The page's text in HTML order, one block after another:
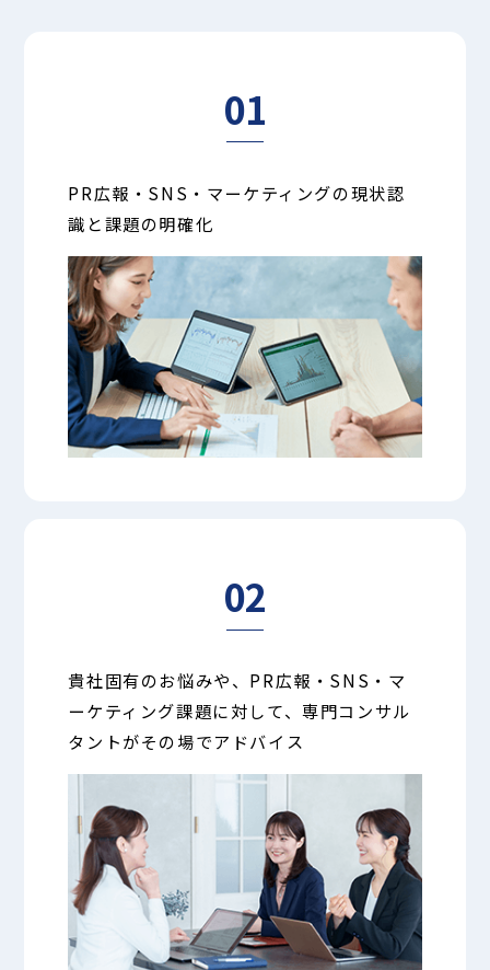
01
PR広報・SNS・マーケティングの現状認
識と課題の明確化
02
貴社固有のお悩みや、PR広報・SNS・マ
ーケティング課題に対して、専門コンサル
タントがその場でアドバイス